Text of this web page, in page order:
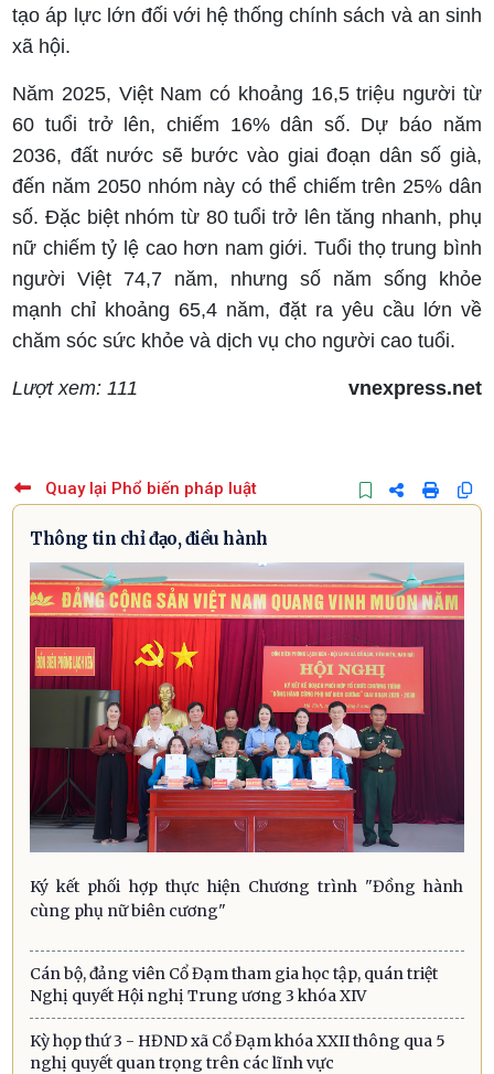
tạo áp lực lớn đối với hệ thống chính sách và an sinh
xã hội.
Năm 2025, Việt Nam có khoảng 16,5 triệu người từ
60 tuổi trở lên, chiếm 16% dân số. Dự báo năm
2036, đất nước sẽ bước vào giai đoạn dân số già,
đến năm 2050 nhóm này có thể chiếm trên 25% dân
số. Đặc biệt nhóm từ 80 tuổi trở lên tăng nhanh, phụ
nữ chiếm tỷ lệ cao hơn nam giới. Tuổi thọ trung bình
người Việt 74,7 năm, nhưng số năm sống khỏe
mạnh chỉ khoảng 65,4 năm, đặt ra yêu cầu lớn về
chăm sóc sức khỏe và dịch vụ cho người cao tuổi.
Lượt xem: 111 vnexpress.net
Quay lại Phổ biến pháp luật
Thông tin chỉ đạo, điều hành
Ký kết phối hợp thực hiện Chương trình "Đồng hành
cùng phụ nữ biên cương"
Cán bộ, đảng viên Cổ Đạm tham gia học tập, quán triệt
Nghị quyết Hội nghị Trung ương 3 khóa XIV
Kỳ họp thứ 3 - HĐND xã Cổ Đạm khóa XXII thông qua 5
nghị quyết quan trọng trên các lĩnh vực